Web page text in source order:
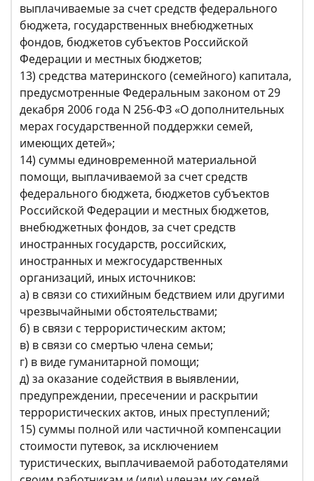
выплачиваемые за счет средств федерального
бюджета, государственных внебюджетных
фондов, бюджетов субъектов Российской
Федерации и местных бюджетов;
13) средства материнского (семейного) капитала,
предусмотренные Федеральным законом от 29
декабря 2006 года N 256-ФЗ «О дополнительных
мерах государственной поддержки семей,
имеющих детей»;
14) суммы единовременной материальной
помощи, выплачиваемой за счет средств
федерального бюджета, бюджетов субъектов
Российской Федерации и местных бюджетов,
внебюджетных фондов, за счет средств
иностранных государств, российских,
иностранных и межгосударственных
организаций, иных источников:
а) в связи со стихийным бедствием или другими
чрезвычайными обстоятельствами;
б) в связи с террористическим актом;
в) в связи со смертью члена семьи;
г) в виде гуманитарной помощи;
д) за оказание содействия в выявлении,
предупреждении, пресечении и раскрытии
террористических актов, иных преступлений;
15) суммы полной или частичной компенсации
стоимости путевок, за исключением
туристических, выплачиваемой работодателями